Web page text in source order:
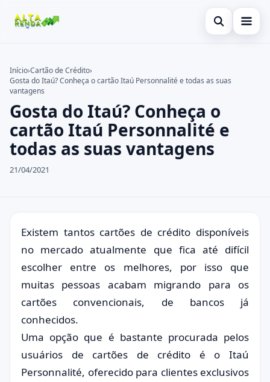
Abrir busca
Cartão de Crédito
Consignado
Conta Digital
Empréstimo
Imóvel
Buscar no site
Buscar por:
Pressione Enter para buscar ou ESC para fechar.
Início›Cartão de Crédito›
Gosta do Itaú? Conheça o cartão Itaú Personnalité e todas as suas
vantagens
Gosta do Itaú? Conheça o
cartão Itaú Personnalité e
todas as suas vantagens
21/04/2021
Existem tantos cartões de crédito disponíveis
no mercado atualmente que fica até difícil
escolher entre os melhores, por isso que
muitas pessoas acabam migrando para os
cartões convencionais, de bancos já
conhecidos.
Uma opção que é bastante procurada pelos
usuários de cartões de crédito é o Itaú
Personnalité, oferecido para clientes exclusivos